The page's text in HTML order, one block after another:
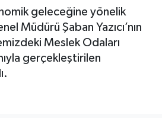
geleceğine yönelik
Müdürü Şaban Yazıcı’nın
Meslek Odaları
gerçekleştirilen